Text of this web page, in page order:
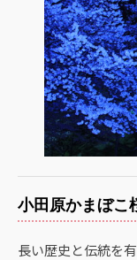
小田原かまぼこ
長い歴史と伝統を